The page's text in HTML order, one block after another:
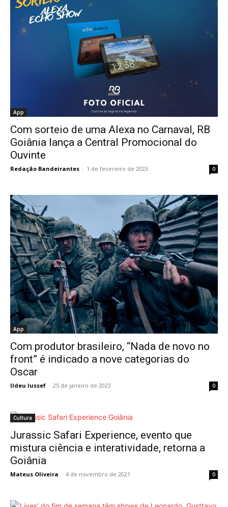
App
Com sorteio de uma Alexa no Carnaval, RB
Goiânia lança a Central Promocional do
Ouvinte
Redação Bandeirantes - 1 de fevereiro de 2023 0
App
Com produtor brasileiro, “Nada de novo no
front” é indicado a nove categorias do
Oscar
Ildeu Iussef - 25 de janeiro de 2023 0
Cultura
Jurassic Safari Experience, evento que
mistura ciência e interatividade, retorna a
Goiânia
Mateus Oliveira - 4 de novembro de 2021 0